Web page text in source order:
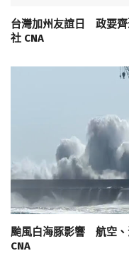
台灣加州友誼日 政要齊
社 CNA
颱風白海豚影響 航空、
CNA